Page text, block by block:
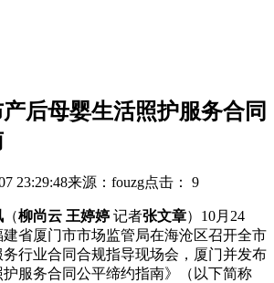
后母婴生活照护服务合同
23:29:48来源：fouzg点击： 9
（柳尚云 王婷婷 记者张文章）10月24
建省厦门市市场监管局在海沧区召开全市
行业合同合规指导现场会，厦门并发布
服务合同公平缔约指南》（以下简称